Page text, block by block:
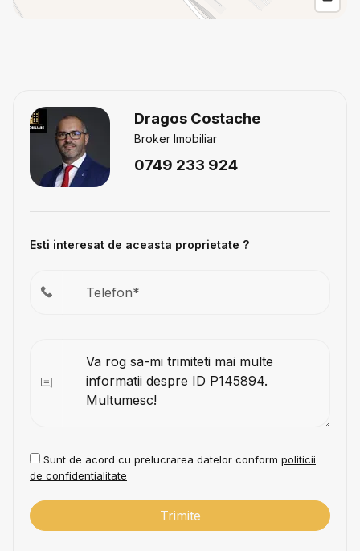
Dragos Costache
Broker Imobiliar
0749 233 924
Esti interesat de aceasta proprietate ?
Sunt de acord cu prelucrarea datelor conform politicii
de confidentialitate